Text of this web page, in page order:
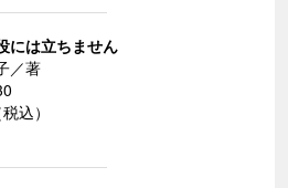
には立ちません
／著
込）